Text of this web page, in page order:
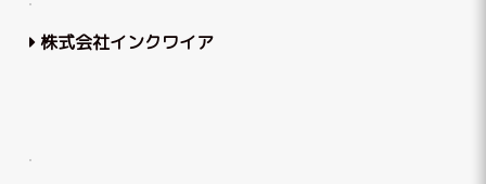
株式会社インクワイア